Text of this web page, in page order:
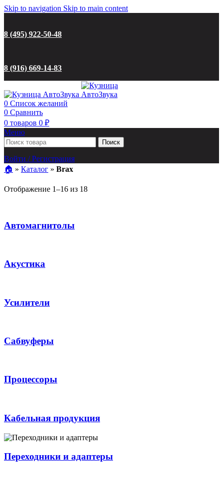
Skip to navigation Skip to main content
8 (495) 922-50-48
8 (916) 669-14-83
0 Список желаний
0 Сравнить
0 товаров 0 ₽
Меню
Поиск
Войти / Регистрация
🏠︎ » Каталог » Brax
Отображение 1–16 из 18Цены:
Автомагнитолы
Акустика
Усилители
Сабвуферы
Процессоры
Кабельная продукция
Переходники и адаптеры